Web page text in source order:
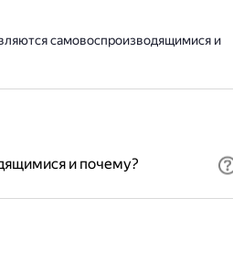
самовоспроизводящимися и
и почему?